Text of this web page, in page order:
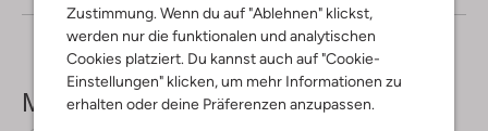
Zustimmung. Wenn du auf "Ablehnen" klickst,
werden nur die funktionalen und analytischen
Cookies platziert. Du kannst auch auf "Cookie-
Einstellungen" klicken, um mehr Informationen zu
erhalten oder deine Präferenzen anzupassen.
Mehr sehen